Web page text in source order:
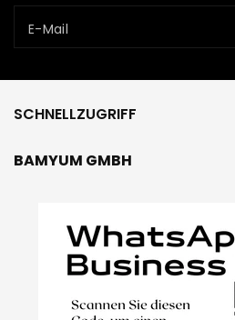
E-Mail
SCHNELLZUGRIFF
BAMYUM GMBH